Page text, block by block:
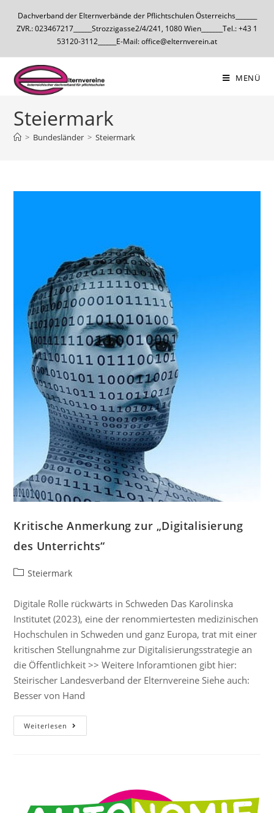
Dachverband der Elternverbände der Pflichtschulen Österreichs_______
ZVR.: 023467217______Strozzigasse2/4/241, 1080 Wien_______Tel.: +43 1
53120-3112______E-Mail: office@elternverein.at
MENÜ
Steiermark
> Bundesländer > Steiermark
Kritische Anmerkung zur „Digitalisierung
des Unterrichts“
Steiermark
Digitale Rolle rückwärts in Schweden Das Karolinska
Institutet (2023), eine der renommiertesten medizinischen
Hochschulen in Schweden und ganz Europa, trat mit einer
kritischen Stellungnahme zur Digitalisierungsstrategie an
die Öffentlichkeit >> Weitere Inforamtionen gibt hier:
Steirischer Landesverband der Elternvereine Siehe auch:
Besser von Hand
Weiterlesen